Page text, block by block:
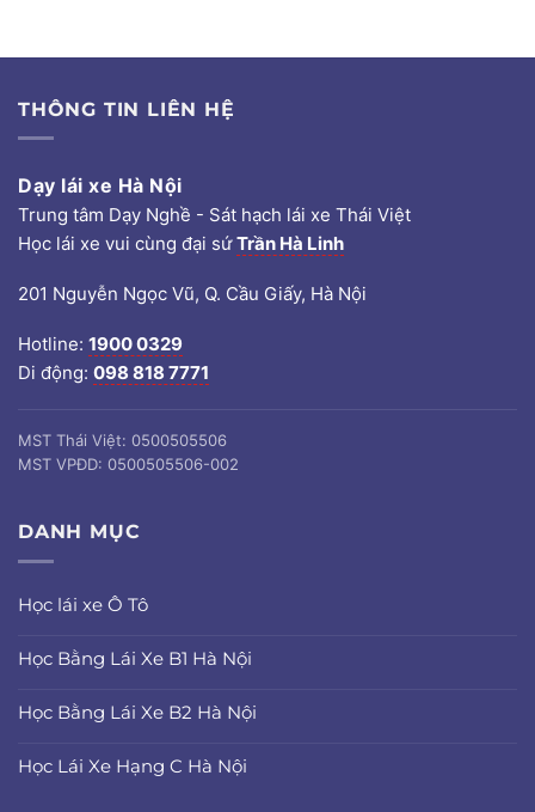
THÔNG TIN LIÊN HỆ
Dạy lái xe Hà Nội
Trung tâm Dạy Nghề - Sát hạch lái xe Thái Việt
Học lái xe vui cùng đại sứTrần Hà Linh
201 Nguyễn Ngọc Vũ, Q. Cầu Giấy, Hà Nội
Hotline: 1900 0329
Di động: 098 818 7771
MST Thái Việt: 0500505506
MST VPĐD: 0500505506-002
DANH MỤC
Học lái xe Ô Tô
Học Bằng Lái Xe B1 Hà Nội
Học Bằng Lái Xe B2 Hà Nội
Học Lái Xe Hạng C Hà Nội